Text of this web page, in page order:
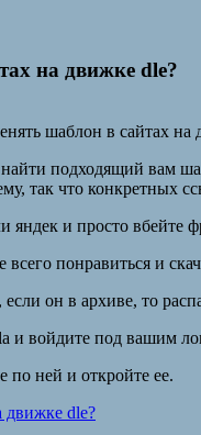
на движке dle?
шаблон в сайтах на
подходящий вам
так что конкретных
и просто вбейте
понравиться и
он в архиве, то
и войдите под вашим
по ней и откройте ее.